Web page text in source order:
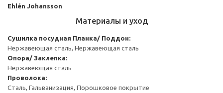
Ehlén Johansson
Материалы и уход
Сушилка посудная Планка/ Поддон:
Нержавеющая сталь, Нержавеющая сталь
Опора/ Заклепка:
Нержавеющая сталь
Проволока:
Сталь, Гальванизация, Порошковое покрытие